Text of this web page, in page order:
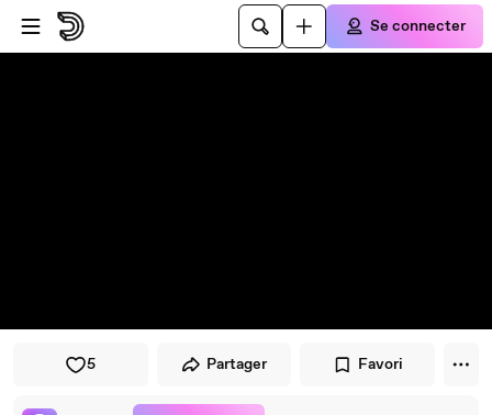
Passer au player
Passer au contenu principal
Se connecter
5 Partager Favori